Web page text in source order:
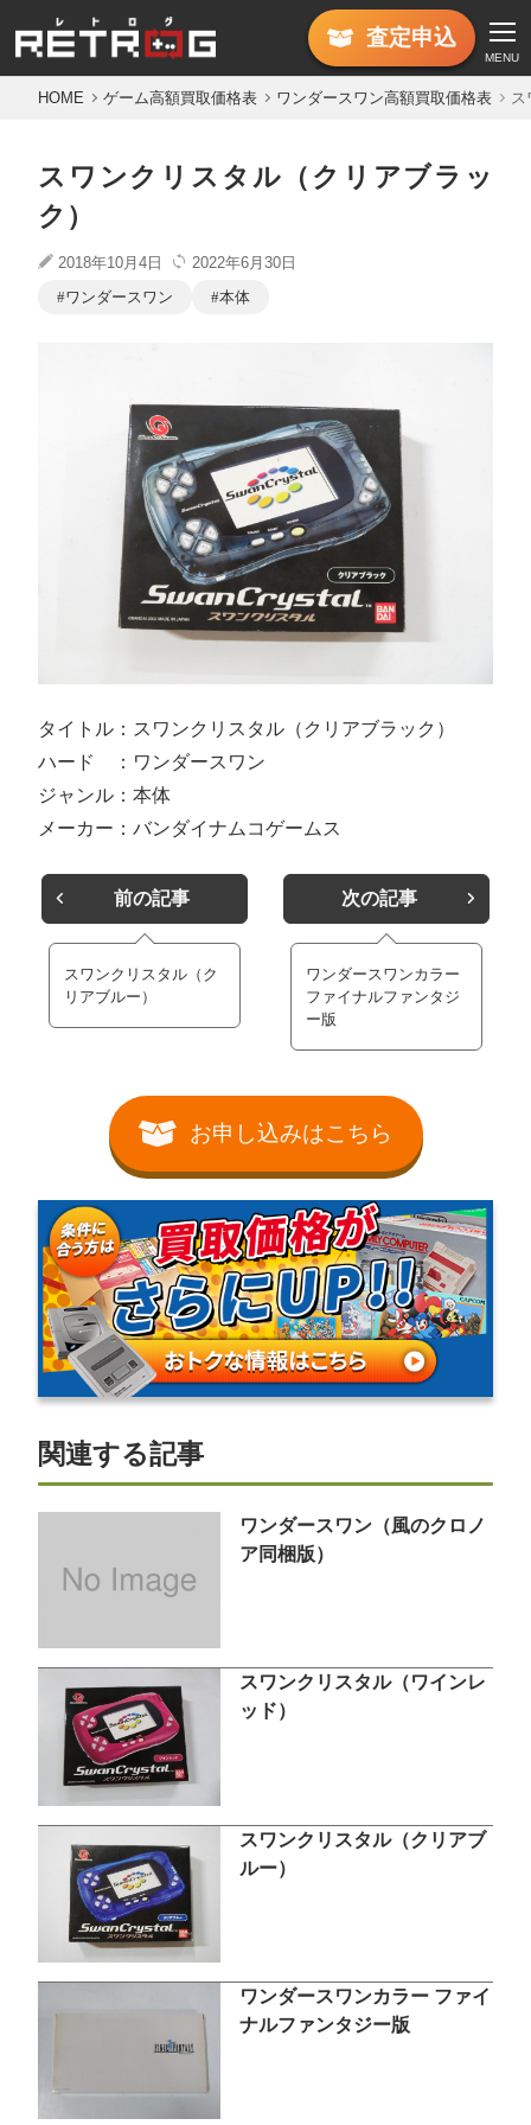
査定申込
MENU
HOME ゲーム高額買取価格表 ワンダースワン高額買取価格表 ス
スワンクリスタル（クリアブラッ
ク）
2018年10月4日
2022年6月30日
ワンダースワン
本体
タイトル：スワンクリスタル（クリアブラック）
ハード ：ワンダースワン
ジャンル：本体
メーカー：バンダイナムコゲームス
前の記事
スワンクリスタル（ク
リアブルー）
次の記事
ワンダースワンカラー
ファイナルファンタジ
ー版
お申し込みはこちら
関連する記事
ワンダースワン（風のクロノ
ア同梱版）
スワンクリスタル（ワインレ
ッド）
スワンクリスタル（クリアブ
ルー）
ワンダースワンカラー ファイ
ナルファンタジー版